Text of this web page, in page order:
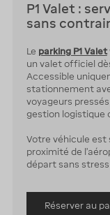
P1 Valet :
sans
Le parking P1 Valet
un valet officiel
Accessible
stationnement
voyageurs
gestion logistique
Votre véhicule est
proximité de
départ sans stress
Réserver au